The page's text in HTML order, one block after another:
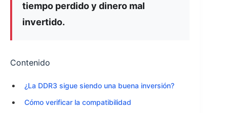
tiempo perdido y dinero mal
invertido.
Contenido
¿La DDR3 sigue siendo una buena inversión?
Cómo verificar la compatibilidad